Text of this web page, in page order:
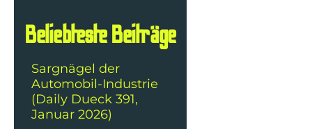
Beliebteste Beiträge
Sargnägel der
Automobil-Industrie
(Daily Dueck 391,
Januar 2026)